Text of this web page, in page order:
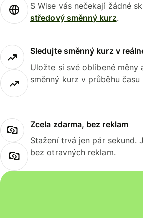
S Wise vás nečekají žádné
středový směnný kurz.
Sledujte směnný kurz v
Uložte si své oblíbené měny
směnný kurz v průběhu času
Zcela zdarma, bez reklam
Stažení trvá jen pár sekund.
bez otravných reklam.